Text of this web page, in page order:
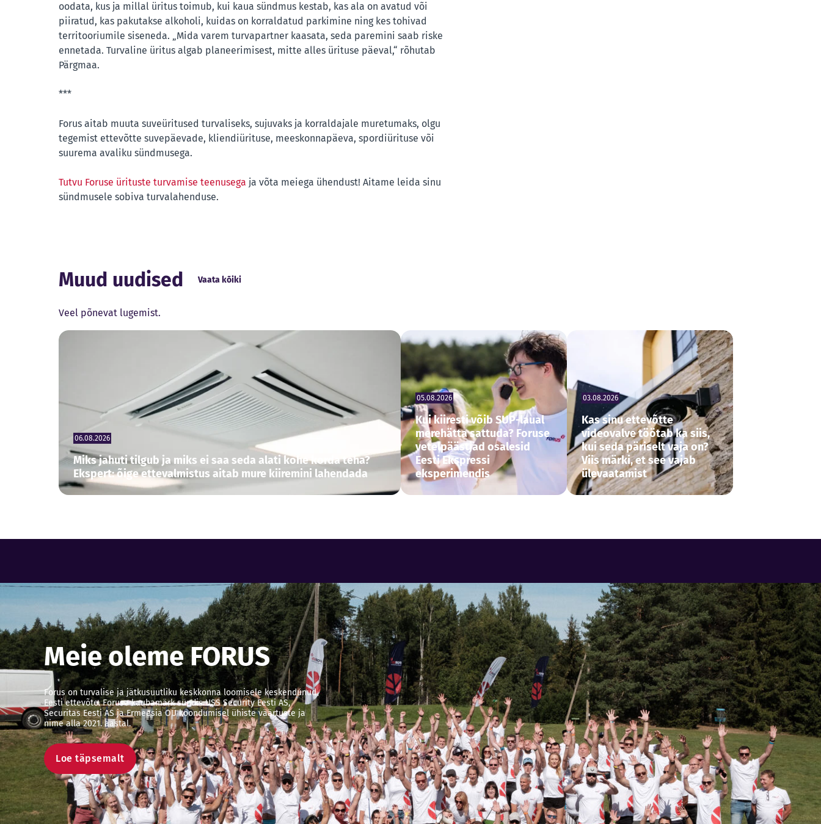
oodata, kus ja millal üritus toimub, kui kaua sündmus kestab, kas ala on avatud või
piiratud, kas pakutakse alkoholi, kuidas on korraldatud parkimine ning kes tohivad
territooriumile siseneda. „Mida varem turvapartner kaasata, seda paremini saab riske
ennetada. Turvaline üritus algab planeerimisest, mitte alles ürituse päeval,“ rõhutab
Pärgmaa.
***
Forus aitab muuta suveüritused turvaliseks, sujuvaks ja korraldajale muretumaks, olgu
tegemist ettevõtte suvepäevade, kliendiürituse, meeskonnapäeva, spordiürituse või
suurema avaliku sündmusega.
Tutvu Foruse ürituste turvamise teenusega ja võta meiega ühendust! Aitame leida sinu
sündmusele sobiva turvalahenduse.
Muud uudised Vaata kõiki
Veel põnevat lugemist.
06.08.2026
Miks jahuti tilgub ja miks ei saa seda alati kohe korda teha?
Ekspert: õige ettevalmistus aitab mure kiiremini lahendada
05.08.2026
Kui kiiresti võib SUP-laual
merehätta sattuda? Foruse
vetelpäästjad osalesid
Eesti Ekspressi
eksperimendis
03.08.2026
Kas sinu ettevõtte
videovalve töötab ka siis,
kui seda päriselt vaja on?
Viis märki, et see vajab
ülevaatamist
Meie oleme FORUS
Forus on turvalise ja jätkusuutliku keskkonna loomisele keskendunud
Eesti ettevõte. Foruse kaubamärk sündis USS Security Eesti AS,
Securitas Eesti AS ja Ermeesia OÜ koondumisel ühiste väärtuste ja
nime alla 2021. aastal.
Loe täpsemalt